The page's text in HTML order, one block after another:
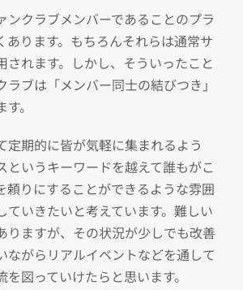
ンクラブメンバーであることのプラ
あります。もちろんそれらは通常サ
されます。しかし、そういったこと
ラブは「メンバー同士の結びつき」
。
定期的に皆が気軽に集まれるよう
というキーワードを越えて誰もがこ
頼りにすることができるような雰囲
ていきたいと考えています。難しい
りますが、その状況が少しでも改善
ながらリアルイベントなどを通して
図っていけたらと思います。